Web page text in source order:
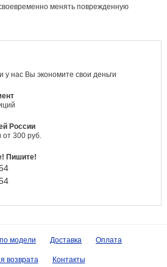
менять поврежденную
у нас Вы экономите свои деньги
России
от 300 руб.
Пишите!
модели Доставка Оплата
возврата Контакты